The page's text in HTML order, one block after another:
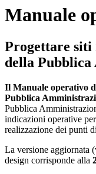
Manuale
Progettare
della
Il Manuale operativo
Pubblica
Pubblica
indicazioni operative
realizzazione dei punti
La versione aggiornata
design corrisponde alla